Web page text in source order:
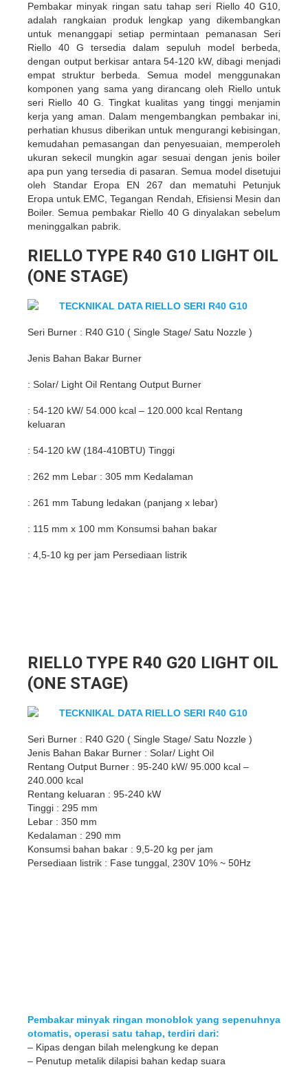
Pembakar minyak ringan satu tahap seri Riello 40 G10,
adalah rangkaian produk lengkap yang dikembangkan
untuk menanggapi setiap permintaan pemanasan Seri
Riello 40 G tersedia dalam sepuluh model berbeda,
dengan output berkisar antara 54-120 kW, dibagi menjadi
empat struktur berbeda. Semua model menggunakan
komponen yang sama yang dirancang oleh Riello untuk
seri Riello 40 G. Tingkat kualitas yang tinggi menjamin
kerja yang aman. Dalam mengembangkan pembakar ini,
perhatian khusus diberikan untuk mengurangi kebisingan,
kemudahan pemasangan dan penyesuaian, memperoleh
ukuran sekecil mungkin agar sesuai dengan jenis boiler
apa pun yang tersedia di pasaran. Semua model disetujui
oleh Standar Eropa EN 267 dan mematuhi Petunjuk
Eropa untuk EMC, Tegangan Rendah, Efisiensi Mesin dan
Boiler. Semua pembakar Riello 40 G dinyalakan sebelum
meninggalkan pabrik.
RIELLO TYPE R40 G10 LIGHT OIL
(ONE STAGE)
TECKNIKAL DATA RIELLO SERI R40 G10
Seri Burner : R40 G10 ( Single Stage/ Satu Nozzle )
Jenis Bahan Bakar Burner
: Solar/ Light Oil Rentang Output Burner
: 54-120 kW/ 54.000 kcal – 120.000 kcal Rentang
keluaran
: 54-120 kW (184-410BTU) Tinggi
: 262 mm Lebar : 305 mm Kedalaman
: 261 mm Tabung ledakan (panjang x lebar)
: 115 mm x 100 mm Konsumsi bahan bakar
: 4,5-10 kg per jam Persediaan listrik
RIELLO TYPE R40 G20 LIGHT OIL
(ONE STAGE)
TECKNIKAL DATA RIELLO SERI R40 G10
Seri Burner : R40 G20 ( Single Stage/ Satu Nozzle )
Jenis Bahan Bakar Burner : Solar/ Light Oil
Rentang Output Burner : 95-240 kW/ 95.000 kcal –
240.000 kcal
Rentang keluaran : 95-240 kW
Tinggi : 295 mm
Lebar : 350 mm
Kedalaman : 290 mm
Konsumsi bahan bakar : 9,5-20 kg per jam
Persediaan listrik : Fase tunggal, 230V 10% ~ 50Hz
Pembakar minyak ringan monoblok yang sepenuhnya
otomatis, operasi satu tahap, terdiri dari:
– Kipas dengan bilah melengkung ke depan
– Penutup metalik dilapisi bahan kedap suara